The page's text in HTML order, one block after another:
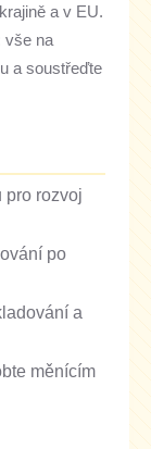
a v EU.
vše na
a soustřeďte
pro rozvoj
po
a
měnícím